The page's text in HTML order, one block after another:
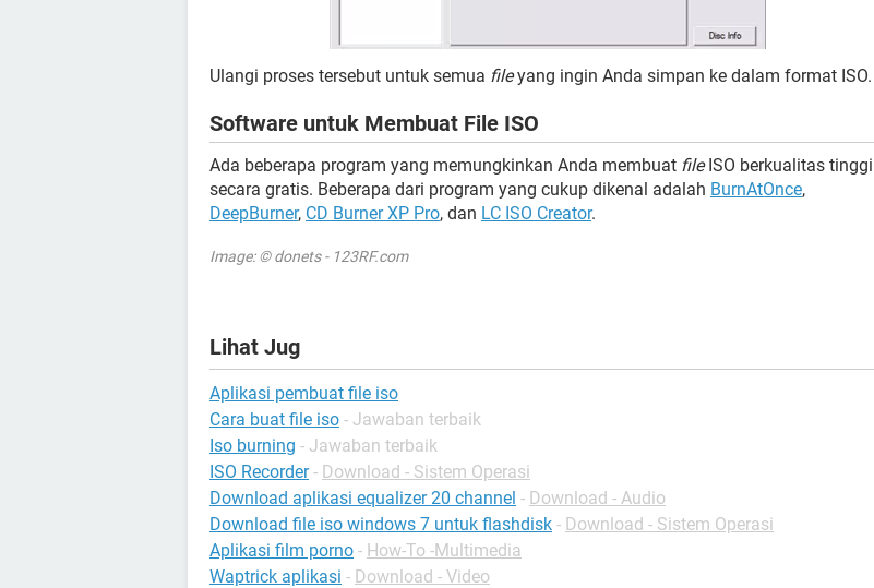
Ulangi proses tersebut untuk semua fileyang ingin Anda simpan ke dalam format ISO.
Software untuk Membuat File ISO
Ada beberapa program yang memungkinkan Anda membuat fileISO berkualitas tinggi
secara gratis. Beberapa dari program yang cukup dikenal adalah BurnAtOnce,
DeepBurner, CD Burner XP Pro, dan LC ISO Creator.
Image: © donets - 123RF.com
Lihat Jug
Aplikasi pembuat file iso
Cara buat file iso - Jawaban terbaik
Iso burning - Jawaban terbaik
ISO Recorder - Download - Sistem Operasi
Download aplikasi equalizer 20 channel - Download - Audio
Download file iso windows 7 untuk flashdisk - Download - Sistem Operasi
Aplikasi film porno - How-To -Multimedia
Waptrick aplikasi - Download - Video